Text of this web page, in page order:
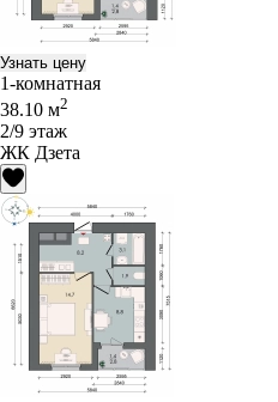
Узнать цену
1-комнатная
38.10 м2
2/9 этаж
ЖК Дзета